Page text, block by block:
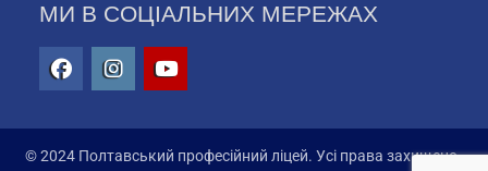
МИ В СОЦІАЛЬНИХ МЕРЕЖАХ
© 2024 Полтавський професійний ліцей. Усі права захищено.